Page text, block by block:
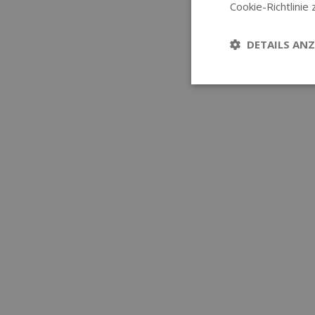
Cookie-Richtlinie
DETAILS